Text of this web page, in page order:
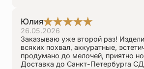
Юлия
26.05.2026
Заказываю уже второй раз!
всяких похвал, аккуратные,
продумано до мелочей, приятно
Доставка до Санкт-Петербурга